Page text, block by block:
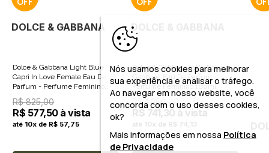
DOLCE & GABBANA
Dolce & Gabbana Light Blue
Capri In Love Female Eau De
Parfum - Perfume Feminino
50ml
R$ 825,00
R$ 577,50 à vista
até 10x de R$ 57,75
DOLCE & GABBANA
Dolce & Gabbana Q By Dolce &
Gabbana Eau De Parfum -
Perfume Feminino 100ml
R$ 1.059,00
R$ 741,30 à vista
até 10x de R$ 74,13
Nós usamos cookies para melhorar
sua experiência e analisar o tráfego.
Ao navegar em nosso website, você
concorda com o uso desses cookies,
ok?
Mais informações em nossa Política
de Privacidade